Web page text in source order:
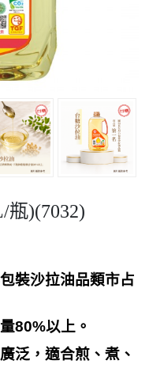
瓶)(7032)
裝沙拉油品類市占
80%以上。
泛，適合煎、煮、